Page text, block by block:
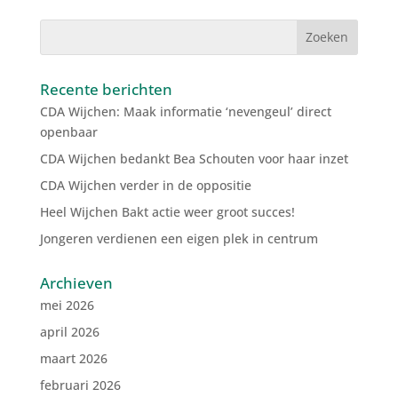
Recente berichten
CDA Wijchen: Maak informatie ‘nevengeul’ direct
openbaar
CDA Wijchen bedankt Bea Schouten voor haar inzet
CDA Wijchen verder in de oppositie
Heel Wijchen Bakt actie weer groot succes!
Jongeren verdienen een eigen plek in centrum
Archieven
mei 2026
april 2026
maart 2026
februari 2026